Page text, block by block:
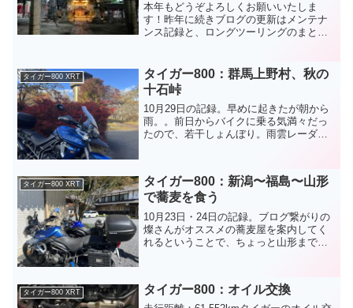
本年もどうぞよろしくお願いいたしま
す！昨年に続きブログの更新はメンテナ
ンス記録と、ロングツーリングのまとめ
すm(_ _)m年末は北関東＆東北旅行も兼ね
て妻の実家に行き...
タイガー800 XRT
タイガー800：群馬上野村、秋の
十石峠
10月29日の記録。早めに起きたが朝から
雨。。前日からバイクに乗る気満々だっ
たので、若干しょんぼり。雨雲レーダー
ることにしました。別に待たなくてもカ
ッパ着れば良いんです...
タイガー800 XRT
タイガー800：新潟〜福島〜山形
で蕎麦を食う
10月23日・24日の記録。ブログ繋がりの
燦さんがオススメの蕎麦屋を案内してく
れるということで、ちょっと山形まで蕎
純に疲れそうなので...
タイガー800 XRT タイガー800：オイル交換